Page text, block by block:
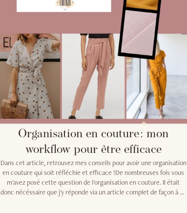
Organisation en couture : mon
workflow pour être efficace
Dans cet article, retrouvez mes conseils pour avoir une organisation
en couture qui soit réfléchie et efficace !De nombreuses fois vous
m'avez posé cette question de l'organisation en couture. Il était
donc nécéssaire que j'y réponde via un article complet de façon à ce